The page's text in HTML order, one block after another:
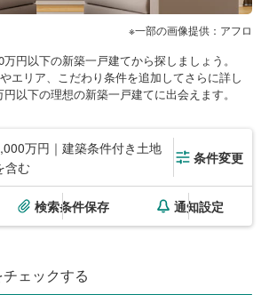
一部の画像提供：アフロ
円以下の新築一戸建てから探しましょう。
エリア、こだわり条件を追加してさらに詳し
以下の理想の新築一戸建てに出会えます。
万円｜建築条件付き土地
含む
条件変更
検索条件保存 通知設定
ェックする